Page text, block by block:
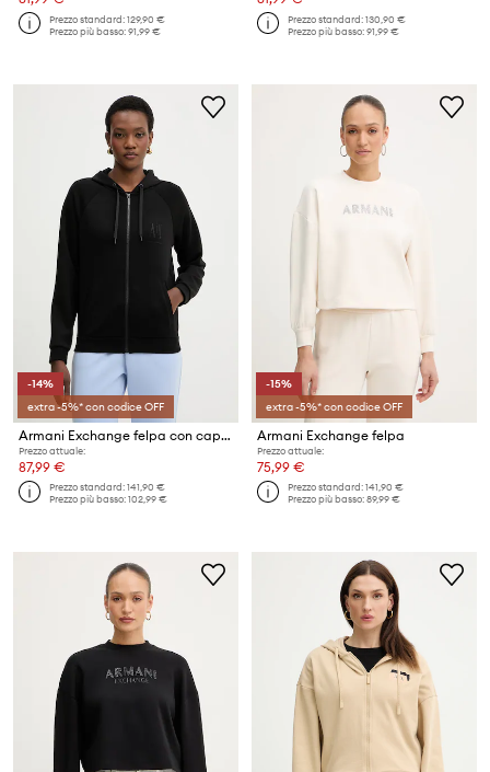
Prezzo standard:129,90 €
Prezzo più basso:91,99 €
Prezzo standard:130,90 €
Prezzo più basso:91,99 €
-14%
extra -5%* con codice OFF
Armani Exchange felpa con cappuccio da donna
Prezzo attuale:
87,99 €
Prezzo standard:141,90 €
Prezzo più basso:102,99 €
-15%
extra -5%* con codice OFF
Armani Exchange felpa
Prezzo attuale:
75,99 €
Prezzo standard:141,90 €
Prezzo più basso:89,99 €